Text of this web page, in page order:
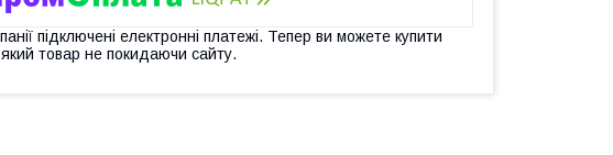
підключені електронні платежі. Тепер ви можете купити
товар не покидаючи сайту.